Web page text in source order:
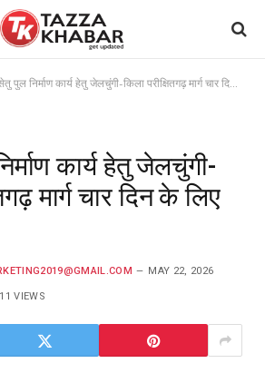
निर्माण कार्य हेतु जेलचुंगी-किला परीक्षितगढ़ मार्ग चार दिन के लिए बंद
कार्य हेतु जेलचुंगी-
मार्ग चार दिन के लिए
MAY 22, 2026
11VIEWS